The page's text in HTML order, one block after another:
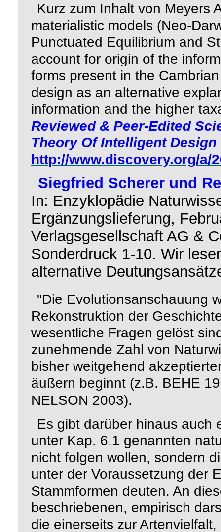
Kurz zum Inhalt von Meyers
materialistic models (Neo-
Punctuated Equilibrium and
account for origin of the
forms present in the
design as an alternative
information and the higher
Reviewed & Peer-Edited
Theory Of Intelligent Design
http://www.discovery.org/a/
Siegfried Scherer und
In: Enzyklopädie
Ergänzungslieferung,
Verlagsgesellschaft AG &
Sonderdruck 1-10. Wir
alternative
"Die Evolutionsanschauung
Rekonstruktion der
wesentliche Fragen gelöst
zunehmende Zahl von
bisher weitgehend
äußern beginnt (z.B. BEHE
NELSON 2003).
Es gibt darüber hinaus auch
unter Kap. 6.1 genannten
nicht folgen wollen, sondern
unter der Voraussetzung der
Stammformen deuten. An
beschriebenen, empirisch
die einerseits zur